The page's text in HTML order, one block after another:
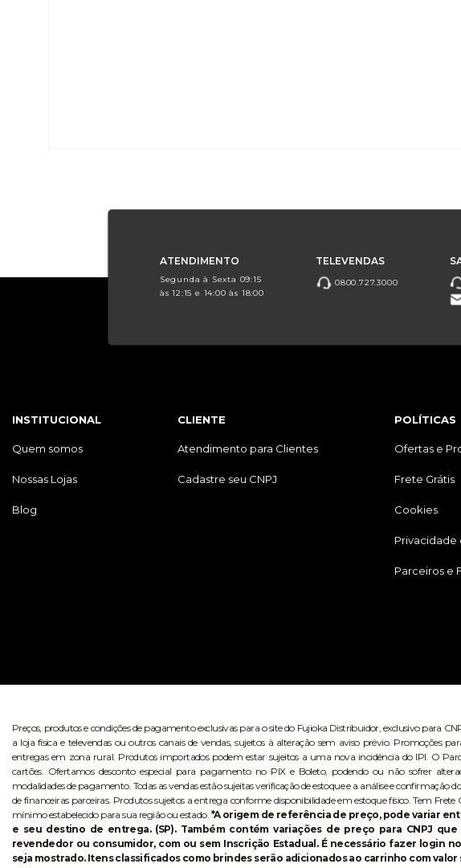
ATENDIMENTO
Segunda à Sexta 09:15
às 12:15 e 14:00 às 18:00
TELEVENDAS
0800.727.3000
INSTITUCIONAL
Quem somos
Nossas Lojas
Blog
CLIENTE
Atendimento para Clientes
Cadastre seu CNPJ
POLÍTICAS
Ofertas e
Frete Grátis
Cookies
Privacidade
Parceiros e
Preços, produtos e condições de pagamento exclusivas para o site do Fujioka Distribuidor, exclusivo para
a loja física e televendas ou outros canais de vendas, sujeitos à alteração sem aviso prévio. Promoções
entregas em zona rural. Produtos importados podem estar sujeitos a uma nova incidência do IPI. O
cartões. Ofertamos desconto especial para pagamento no PIX e Boleto, podendo ou não sofrer
modalidades de pagamento. Todas as vendas estão sujeitas verificação de estoque e a análise e confirmação
de financeiras parceiras. Produtos sujeitos a entrega conforme disponibilidade em estoque físico. Tem Frete
mínimo estabelecido para sua região ou estado. *A origem de referência de preço, pode variar
e seu destino de entrega. (SP). Também contém variações de preço para CNPJ
revendedor ou consumidor, com ou sem Inscrição Estadual. É necessário fazer login
seja mostrado. Itens classificados como brindes serão adicionados ao carrinho com valor